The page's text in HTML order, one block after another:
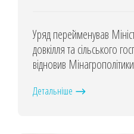
Уряд перейменував
довкілля та сільського
відновив Мінагрополітики
Детальніше